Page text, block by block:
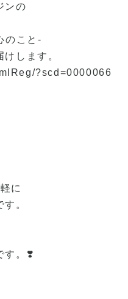
ンの
のこと-
します。
?scd=0000066
に
。
す。❣️